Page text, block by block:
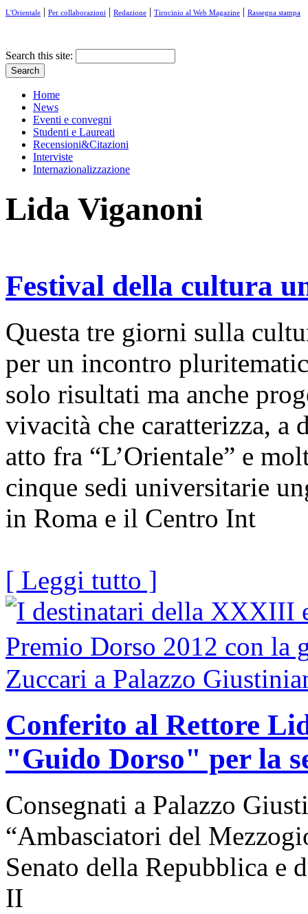
L'Orientale | Per collaborazioni | Redazione | Tirocinio al Web Magazine | Rassegna stampa
Search this site:
Home
News
Eventi e convegni
Studenti e Laureati
Recensioni&Citazioni
Interviste
Internazionalizzazione
Lida Viganoni
Festival della cultura
Questa tre giorni sulla
per un incontro
solo risultati ma anche
vivacità che caratterizza,
atto fra “L’Orientale” e
cinque sedi universitarie
in Roma e il Centro Int
[ Leggi tutto ]
Conferito al Rettore
"Guido Dorso" per la
Consegnati a Palazzo
“Ambasciatori del
Senato della Repubblica e
II